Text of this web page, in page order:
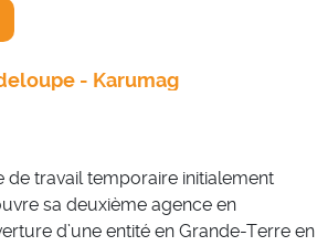
- Karumag
de travail temporaire initialement
sa deuxième agence en
d’une entité en Grande-Terre en